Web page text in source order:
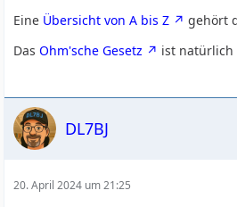
Eine Übersicht von A bis Z
gehört
DasOhm'sche Gesetz ist
DL7BJ
20. April 2024 um 21:25